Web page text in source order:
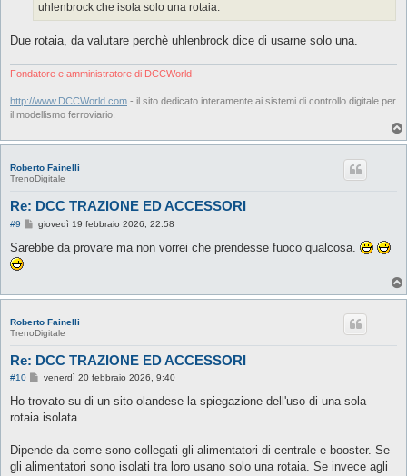
uhlenbrock che isola solo una rotaia.
Due rotaia, da valutare perchè uhlenbrock dice di usarne solo una.
Fondatore e amministratore di DCCWorld
http://www.DCCWorld.com - il sito dedicato interamente ai sistemi di controllo digitale per
il modellismo ferroviario.
Roberto Fainelli
TrenoDigitale
Re: DCC TRAZIONE ED ACCESSORI
#9
M
s
i
giovedì 19 febbraio 2026, 22:58
Sarebbe da provare ma non vorrei che prendesse fuoco qualcosa.
Roberto Fainelli
TrenoDigitale
Re: DCC TRAZIONE ED ACCESSORI
#10
M
s
a
i
o
venerdì 20 febbraio 2026, 9:40
Ho trovato su di un sito olandese la spiegazione dell'uso di una sola
rotaia isolata.
Dipende da come sono collegati gli alimentatori di centrale e booster. Se
gli alimentatori sono isolati tra loro usano solo una rotaia. Se invece agli